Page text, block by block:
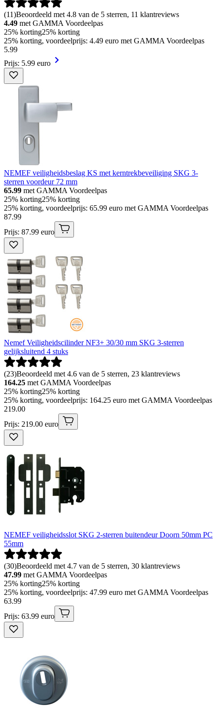
(11)Beoordeeld met 4.8 van de 5 sterren, 11 klantreviews
4.49 met GAMMA Voordeelpas
25% korting25% korting
25% korting, voordeelprijs: 4.49 euro met GAMMA Voordeelpas
5.99
Prijs: 5.99 euro
NEMEF veiligheidsbeslag KS met kerntrekbeveiliging SKG 3-
sterren voordeur 72 mm
65.99 met GAMMA Voordeelpas
25% korting25% korting
25% korting, voordeelprijs: 65.99 euro met GAMMA Voordeelpas
87.99
Prijs: 87.99 euro
Nemef Veiligheidscilinder NF3+ 30/30 mm SKG 3-sterren
gelijksluitend 4 stuks
(23)Beoordeeld met 4.6 van de 5 sterren, 23 klantreviews
164.25 met GAMMA Voordeelpas
25% korting25% korting
25% korting, voordeelprijs: 164.25 euro met GAMMA Voordeelpas
219.00
Prijs: 219.00 euro
NEMEF veiligheidsslot SKG 2-sterren buitendeur Doorn 50mm PC
55mm
(30)Beoordeeld met 4.7 van de 5 sterren, 30 klantreviews
47.99 met GAMMA Voordeelpas
25% korting25% korting
25% korting, voordeelprijs: 47.99 euro met GAMMA Voordeelpas
63.99
Prijs: 63.99 euro